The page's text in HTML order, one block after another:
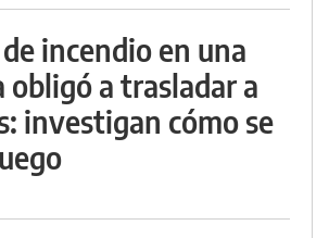
incendio en una
obligó a trasladar a
investigan cómo se